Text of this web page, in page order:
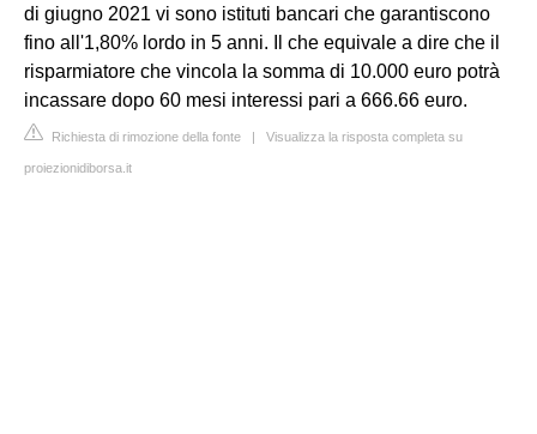
di giugno 2021 vi sono istituti bancari che garantiscono
fino all'1,80% lordo in 5 anni. Il che equivale a dire che il
risparmiatore che vincola la somma di 10.000 euro potrà
incassare dopo 60 mesi interessi pari a 666.66 euro.
Richiesta di rimozione della fonte | Visualizza la risposta completa su
proiezionidiborsa.it